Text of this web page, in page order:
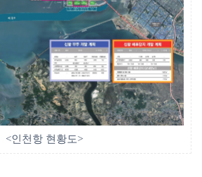
<인천항 현황도>